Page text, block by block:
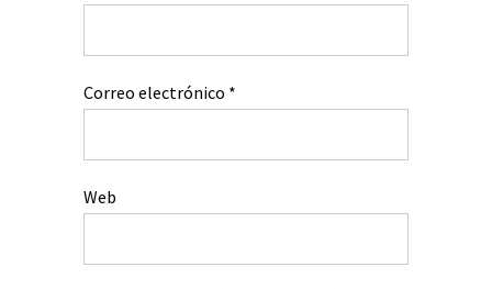
Correo electrónico *
Web